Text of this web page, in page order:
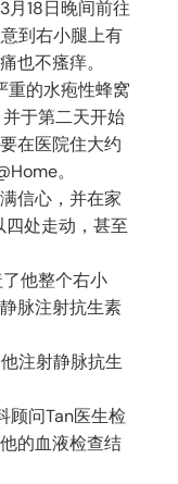
月18日晚间前往
到右小腿上有
也不瘙痒。
重的水疱性蜂窝
于第二天开始
在医院住大约
。
信心，并在家
四处走动，甚至
他整个右小
脉注射抗生素
注射静脉抗生
顾问Tan医生检
的血液检查结